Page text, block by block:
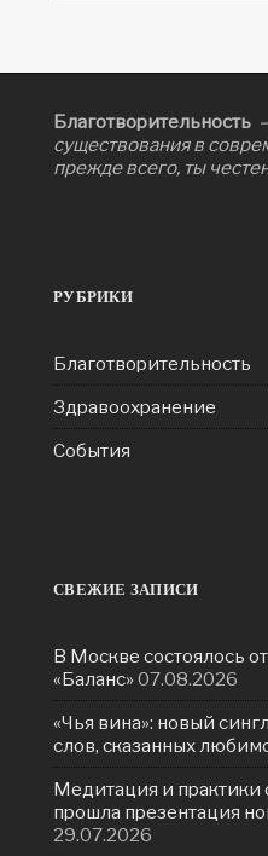
Благотворительность
существования в
прежде всего, ты
РУБРИКИ
Благотворительность
Здравоохранение
События
СВЕЖИЕ ЗАПИСИ
В Москве состоялось
«Баланс» 07.08.2026
«Чья вина»: новый
слов, сказанных
Медитация и практики
прошла презентация
29.07.2026